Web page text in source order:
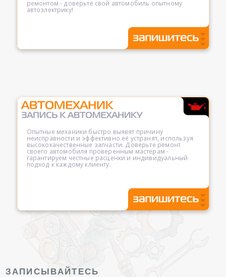
ремонтом - доверьте свой автомобиль опытному
автоэлектрику!
Опытные механики быстро выявят причину
неисправности и эффективно её устранят, используя
высококачественные запчасти. Доверьте ремонт
своего автомобиля проверенным мастерам -
гарантируем честные расценки и индивидуальный
подход к каждому клиенту.
ЗАПИСЫВАЙТЕСЬ